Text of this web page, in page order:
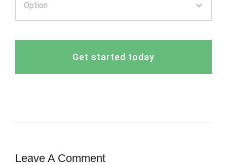
Get started today
Leave A Comment